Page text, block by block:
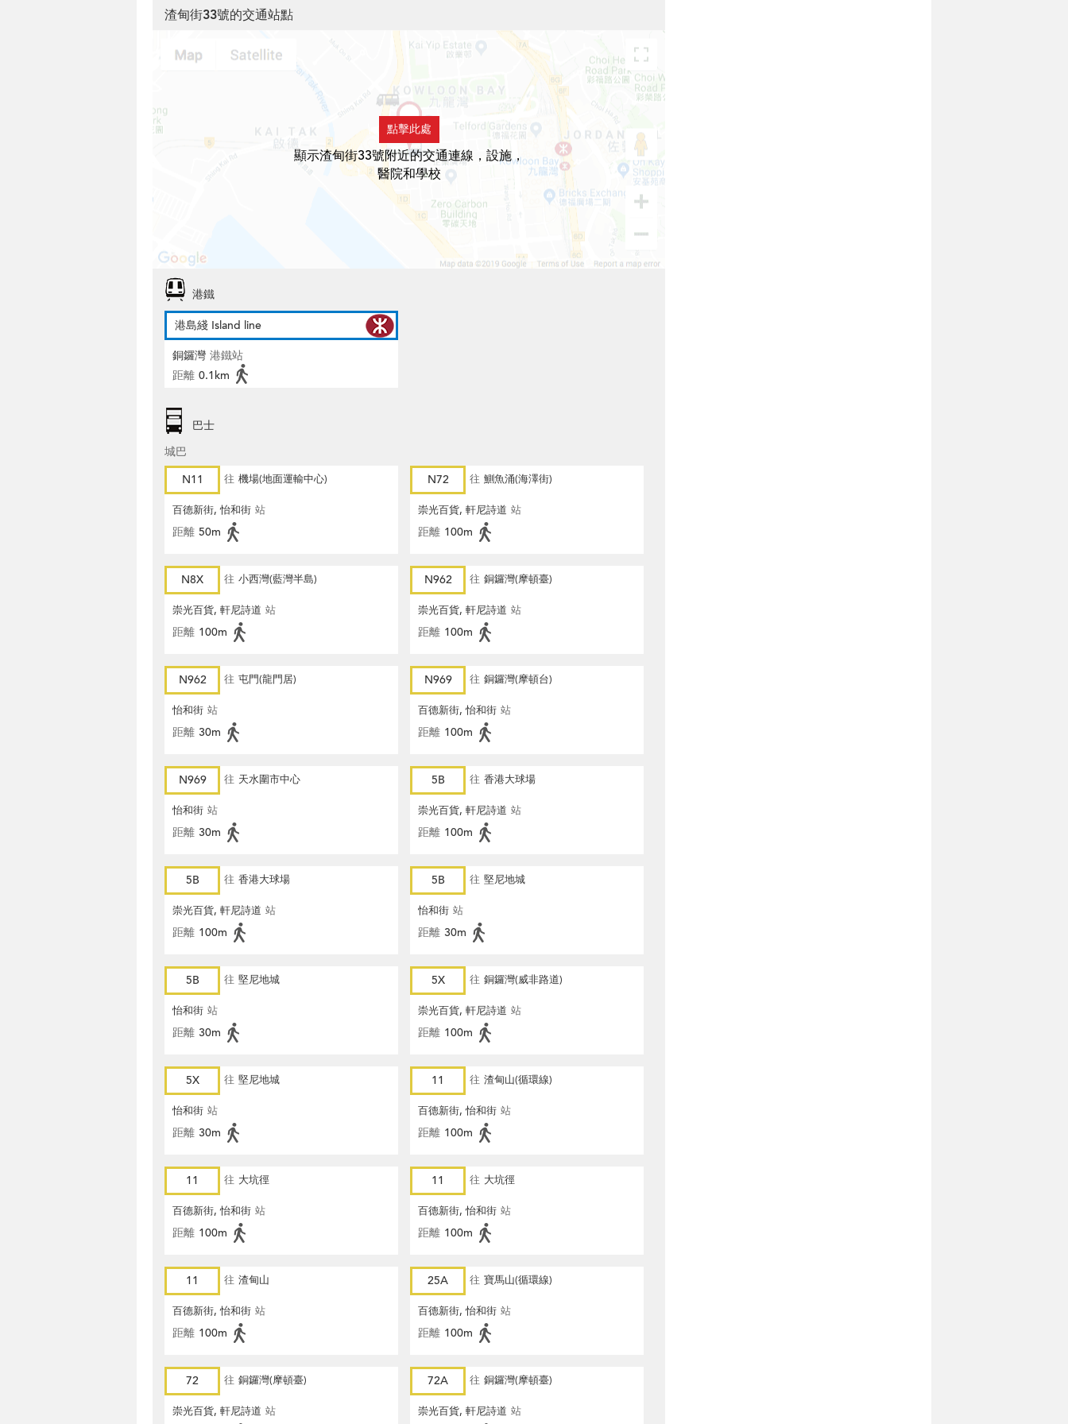
渣甸街33號的交通站點
點擊此處
顯示渣甸街33號附近的交通連線，設施，
醫院和學校
港鐵
港島綫 Island line
銅鑼灣 港鐵站
距離 0.1km
巴士
城巴
N11
往 機場(地面運輸中心)
百德新街, 怡和街 站
距離 50m
N72 往 鰂魚涌(海澤街)
崇光百貨, 軒尼詩道 站
距離 100m
N8X 往 小西灣(藍灣半島)
崇光百貨, 軒尼詩道 站
距離 100m
N962 往 銅鑼灣(摩頓臺)
崇光百貨, 軒尼詩道 站
距離 100m
N962 往 屯門(龍門居)
怡和街 站
距離 30m
N969 往 銅鑼灣(摩頓台)
百德新街, 怡和街 站
距離 100m
N969 往 天水圍市中心
怡和街 站
距離 30m
5B 往 香港大球場
崇光百貨, 軒尼詩道 站
距離 100m
5B 往 香港大球場
崇光百貨, 軒尼詩道 站
距離 100m
5B 往 堅尼地城
怡和街 站
距離 30m
5B 往 堅尼地城
怡和街 站
距離 30m
5X 往 銅鑼灣(威非路道)
崇光百貨, 軒尼詩道 站
距離 100m
5X 往 堅尼地城
怡和街 站
距離 30m
11 往 渣甸山(循環線)
百德新街, 怡和街 站
距離 100m
11 往 大坑徑
百德新街, 怡和街 站
距離 100m
11 往 大坑徑
百德新街, 怡和街 站
距離 100m
11 往 渣甸山
百德新街, 怡和街 站
距離 100m
25A 往 寶馬山(循環線)
百德新街, 怡和街 站
距離 100m
72 往 銅鑼灣(摩頓臺)
崇光百貨, 軒尼詩道 站
72A 往 銅鑼灣(摩頓臺)
崇光百貨, 軒尼詩道 站